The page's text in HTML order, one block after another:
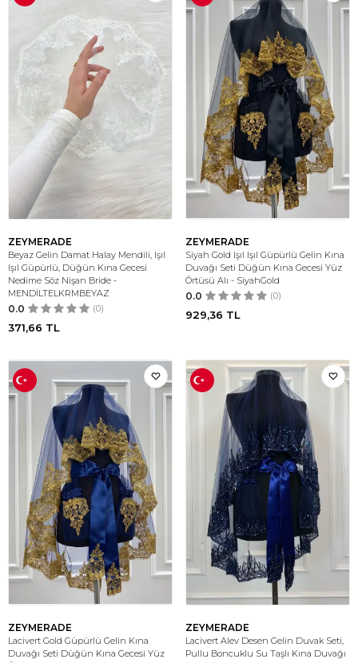
ZEYMERADE
Beyaz Gelin Damat Halay Mendili, Işıl
Işıl Güpürlü, Düğün Kına Gecesi
Nedime Söz Nişan Bride -
MENDİLTELKRMBEYAZ
0.0 (0)
371,66 TL
ZEYMERADE
Siyah Gold Işıl Işıl Güpürlü Gelin Kına
Duvağı Seti Düğün Kına Gecesi Yüz
Örtüsü Alı - SiyahGold
0.0 (0)
929,36 TL
ZEYMERADE
Lacivert Gold Güpürlü Gelin Kına
Duvağı Seti Düğün Kına Gecesi Yüz
ZEYMERADE
Lacivert Alev Desen Gelin Duvak Seti,
Pullu Boncuklu Su Taşlı Kına Duvağı